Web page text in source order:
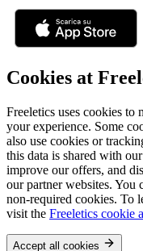
Cookies at
Freeletics uses cookies to
your experience. Some
also use cookies or
this data is shared with
improve our offers, and
our partner websites. You
non-required cookies. To
visit the Freeletics cookie
Accept all cookies